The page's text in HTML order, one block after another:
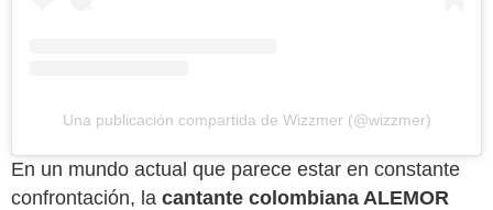
Una publicación compartida de Wizzmer (@wizzmer)
En un mundo actual que parece estar en constante
confrontación, la cantante colombiana ALEMOR